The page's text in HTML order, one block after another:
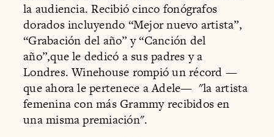
la audiencia. Recibió cinco fonógrafos
dorados incluyendo “Mejor nuevo artista”,
“Grabación del año” y “Canción del
año”,que le dedicó a sus padres y a
Londres. Winehouse rompió un récord —
que ahora le pertenece a Adele— "la artista
femenina con más Grammy recibidos en
una misma premiación".